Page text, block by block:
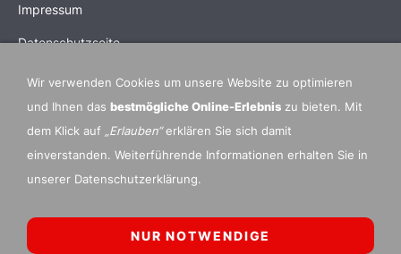
Impressum
Datenschutzseite
►DTV Deutscher Tanzsportverband e.V.
►
DWC German Qualifier DANCE WORLD CUP
Wir verwenden Cookies um unsere Website zu optimieren
und Ihnen das bestmögliche Online-Erlebnis zu bieten. Mit
dem Klick auf
„Erlauben“erklären Sie sich damit
einverstanden. Weiterführende Informationen erhalten Sie in
unserer Datenschutzerklärung.
NUR NOTWENDIGE